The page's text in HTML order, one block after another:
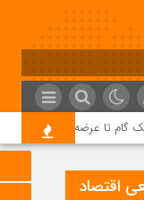
گام تا عرضه اولیه؛ نماد
اقتصاد